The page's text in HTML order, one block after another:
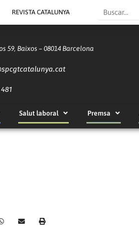
REVISTA CATALUNYA Search
59, Baixos – 08014 Barcelona
spcgtcatalunya.cat
Salut laboral Premsa